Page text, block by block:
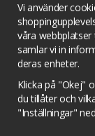
Villkor
Twitter
Prisjakt
Vi använder
våra
samlar vi in
deras enheter.
Klicka på "Okej"
du tillåter och
"Inställningar"